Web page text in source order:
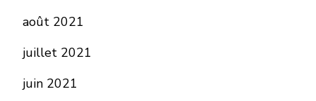
août 2021
juillet 2021
juin 2021